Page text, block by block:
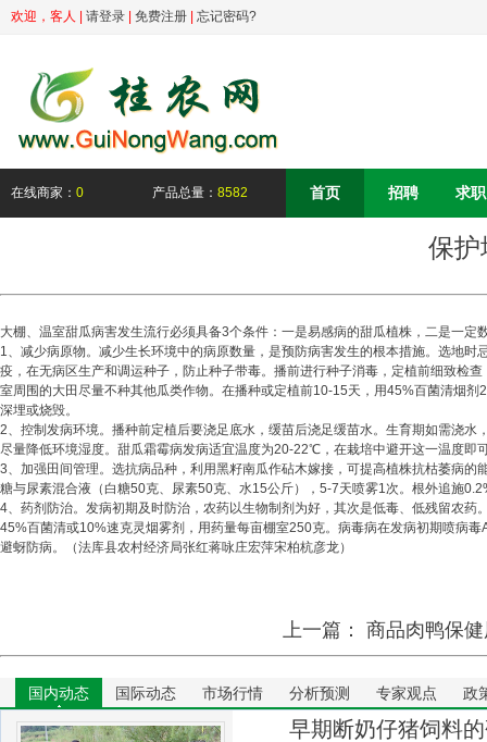
欢迎， 客人 请登录 免费注册 忘记密码?
在线商家： 0 产品总量： 8582 首页 招聘 求职
保护
大棚、温室甜瓜病害发生流行必须具备3个条件：一是易感病的甜瓜植株，二是一
1、减少病原物。减少生长环境中的病原数量，是预防病害发生的根本措施。选地
疫，在无病区生产和调运种子，防止种子带毒。播前进行种子消毒，定植前细致检
室周围的大田尽量不种其他瓜类作物。在播种或定植前10-15天，用45%百菌清烟
深埋或烧毁。
2、控制发病环境。播种前定植后要浇足底水，缓苗后浇足缓苗水。生育期如需浇
尽量降低环境湿度。甜瓜霜霉病发病适宜温度为20-22℃，在栽培中避开这一温度
3、加强田间管理。选抗病品种，利用黑籽南瓜作砧木嫁接，可提高植株抗枯萎病
糖与尿素混合液（白糖50克、尿素50克、水15公斤），5-7天喷雾1次。根外追施
4、药剂防治。发病初期及时防治，农药以生物制剂为好，其次是低毒、低残留农
45%百菌清或10%速克灵烟雾剂，用药量每亩棚室250克。病毒病在发病初期喷病
避蚜防病。（法库县农村经济局张红蒋咏庄宏萍宋柏杭彦龙）
上一篇： 商品肉鸭保
国内动态 国际动态 市场行情 分析预测 专家观点 政
早期断奶仔猪饲料